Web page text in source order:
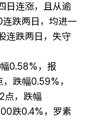
日连涨，且从逾
跌两日，均进一
连跌两日，失守
0.58%，报
跌幅0.59%，
点，跌幅
跌0.4%，罗素